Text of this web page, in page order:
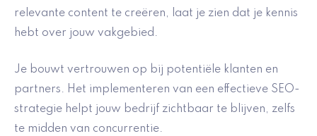
relevante content te creëren, laat je zien dat je kennis
hebt over jouw vakgebied.
Je bouwt vertrouwen op bij potentiële klanten en
partners. Het implementeren van een effectieve SEO-
strategie helpt jouw bedrijf zichtbaar te blijven, zelfs
te midden van concurrentie.